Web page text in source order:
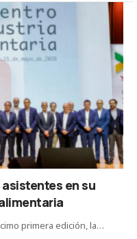
en su
primera edición, la…